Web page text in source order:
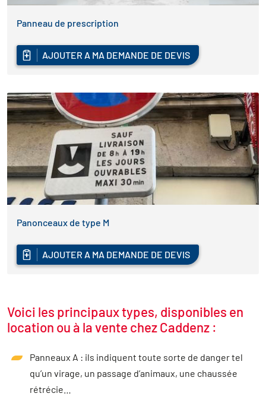
Panneau de prescription
AJOUTER A MA DEMANDE DE DEVIS
Panonceaux de type M
AJOUTER A MA DEMANDE DE DEVIS
Voici les principaux types, disponibles en
location ou à la vente chez Caddenz :
Panneaux A : ils indiquent toute sorte de danger tel
qu’un virage, un passage d’animaux, une chaussée
rétrécie…